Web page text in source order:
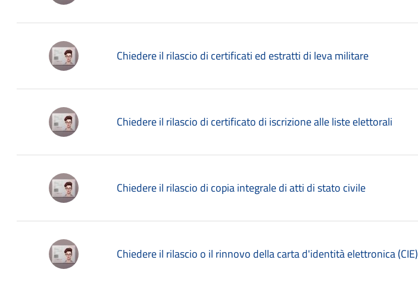
Chiedere il rilascio di certificati ed estratti di leva militare
Chiedere il rilascio di certificato di iscrizione alle liste elettorali
Chiedere il rilascio di copia integrale di atti di stato civile
Chiedere il rilascio o il rinnovo della carta d'identità elettronica (CIE)